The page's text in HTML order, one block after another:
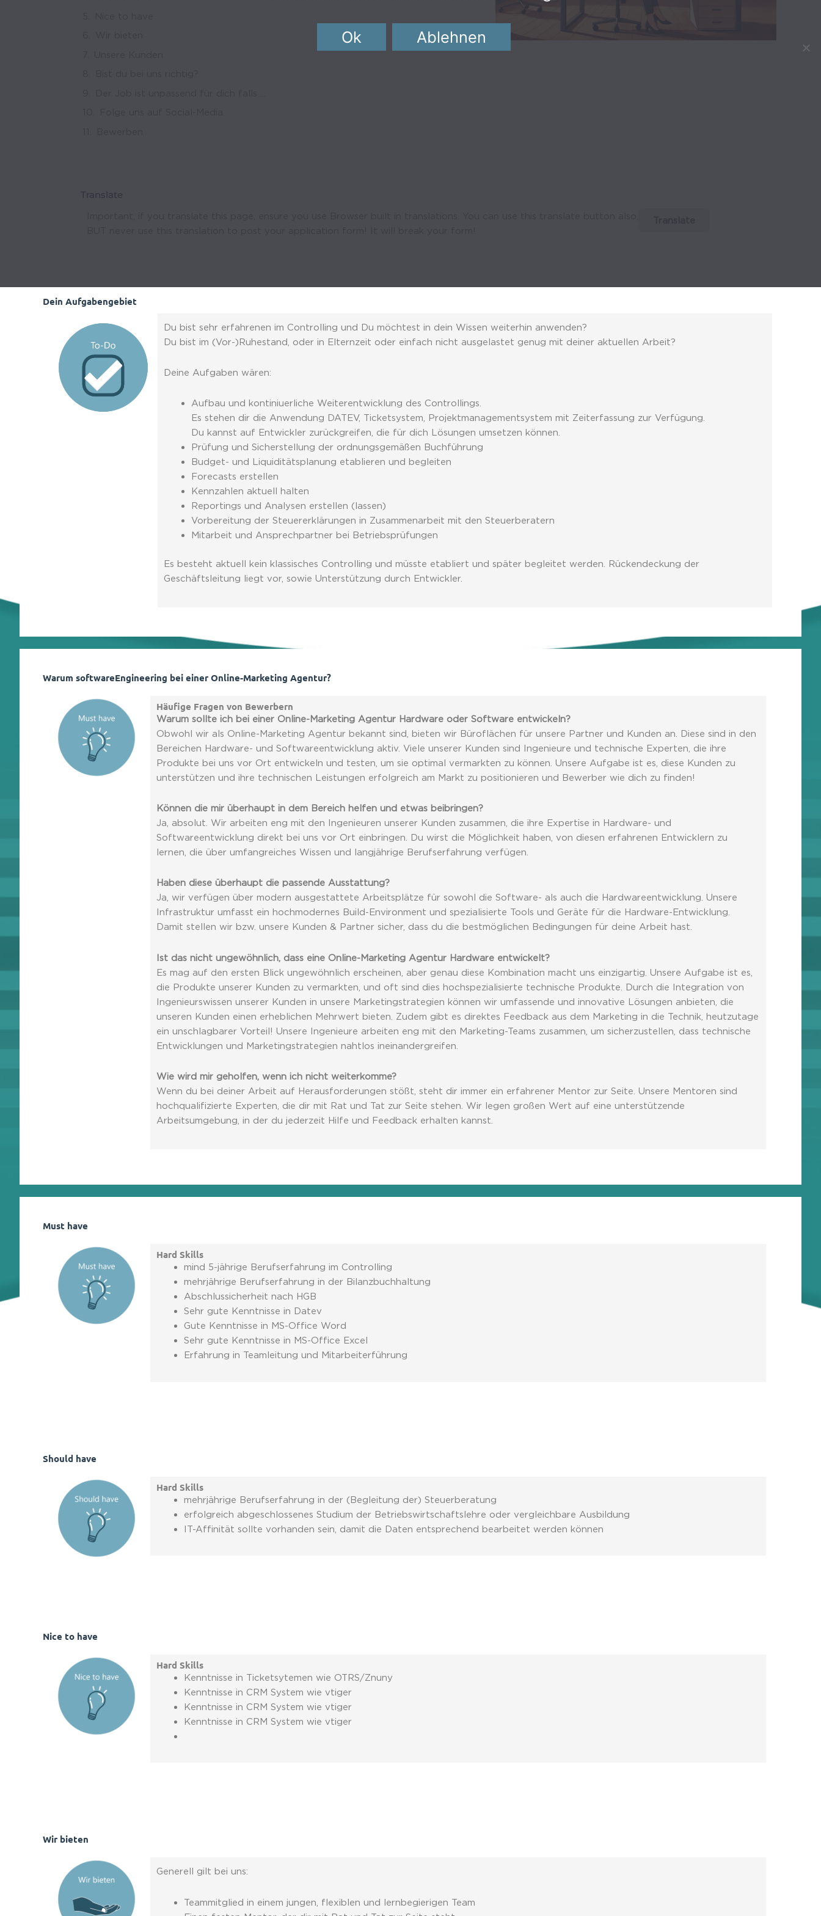
Translate
Dein Aufgabengebiet
Du bist sehr erfahrenen im Controlling und Du möchtest in dein Wissen weiterhin anwenden?
Du bist im (Vor-)Ruhestand, oder in Elternzeit oder einfach nicht ausgelastet genug mit deiner aktuellen Arbeit?
Deine Aufgaben wären:
Aufbau und kontiniuerliche Weiterentwicklung des Controllings.
Es stehen dir die Anwendung DATEV, Ticketsystem, Projektmanagementsystem mit Zeiterfassung zur Verfügung.
Du kannst auf Entwickler zurückgreifen, die für dich Lösungen umsetzen können.
Prüfung und Sicherstellung der ordnungsgemäßen Buchführung
Budget- und Liquiditätsplanung etablieren und begleiten
Forecasts erstellen
Kennzahlen aktuell halten
Reportings und Analysen erstellen (lassen)
Vorbereitung der Steuererklärungen in Zusammenarbeit mit den Steuerberatern
Mitarbeit und Ansprechpartner bei Betriebsprüfungen
Es besteht aktuell kein klassisches Controlling und müsste etabliert und später begleitet werden. Rückendeckung der
Geschäftsleitung liegt vor, sowie Unterstützung durch Entwickler.
Warum softwareEngineering bei einer Online-Marketing Agentur?
Häufige Fragen von Bewerbern
Warum sollte ich bei einer Online-Marketing Agentur Hardware oder Software entwickeln?
Obwohl wir als Online-Marketing Agentur bekannt sind, bieten wir Büroflächen für unsere Partner und Kunden an. Diese sind in den
Bereichen Hardware- und Softwareentwicklung aktiv. Viele unserer Kunden sind Ingenieure und technische Experten, die ihre
Produkte bei uns vor Ort entwickeln und testen, um sie optimal vermarkten zu können. Unsere Aufgabe ist es, diese Kunden zu
unterstützen und ihre technischen Leistungen erfolgreich am Markt zu positionieren und Bewerber wie dich zu finden!
Können die mir überhaupt in dem Bereich helfen und etwas beibringen?
Ja, absolut. Wir arbeiten eng mit den Ingenieuren unserer Kunden zusammen, die ihre Expertise in Hardware- und
Softwareentwicklung direkt bei uns vor Ort einbringen. Du wirst die Möglichkeit haben, von diesen erfahrenen Entwicklern zu
lernen, die über umfangreiches Wissen und langjährige Berufserfahrung verfügen.
Haben diese überhaupt die passende Ausstattung?
Ja, wir verfügen über modern ausgestattete Arbeitsplätze für sowohl die Software- als auch die Hardwareentwicklung. Unsere
Infrastruktur umfasst ein hochmodernes Build-Environment und spezialisierte Tools und Geräte für die Hardware-Entwicklung.
Damit stellen wir bzw. unsere Kunden & Partner sicher, dass du die bestmöglichen Bedingungen für deine Arbeit hast.
Ist das nicht ungewöhnlich, dass eine Online-Marketing Agentur Hardware entwickelt?
Es mag auf den ersten Blick ungewöhnlich erscheinen, aber genau diese Kombination macht uns einzigartig. Unsere Aufgabe ist es,
die Produkte unserer Kunden zu vermarkten, und oft sind dies hochspezialisierte technische Produkte. Durch die Integration von
Ingenieurswissen unserer Kunden in unsere Marketingstrategien können wir umfassende und innovative Lösungen anbieten, die
unseren Kunden einen erheblichen Mehrwert bieten. Zudem gibt es direktes Feedback aus dem Marketing in die Technik, heutzutage
ein unschlagbarer Vorteil! Unsere Ingenieure arbeiten eng mit den Marketing-Teams zusammen, um sicherzustellen, dass technische
Entwicklungen und Marketingstrategien nahtlos ineinandergreifen.
Wie wird mir geholfen, wenn ich nicht weiterkomme?
Wenn du bei deiner Arbeit auf Herausforderungen stößt, steht dir immer ein erfahrener Mentor zur Seite. Unsere Mentoren sind
hochqualifizierte Experten, die dir mit Rat und Tat zur Seite stehen. Wir legen großen Wert auf eine unterstützende
Arbeitsumgebung, in der du jederzeit Hilfe und Feedback erhalten kannst.
Must have
Hard Skills
mind 5-jährige Berufserfahrung im Controlling
mehrjährige Berufserfahrung in der Bilanzbuchhaltung
Abschlussicherheit nach HGB
Sehr gute Kenntnisse in Datev
Gute Kenntnisse in MS-Office Word
Sehr gute Kenntnisse in MS-Office Excel
Erfahrung in Teamleitung und Mitarbeiterführung
Should have
Hard Skills
mehrjährige Berufserfahrung in der (Begleitung der) Steuerberatung
erfolgreich abgeschlossenes Studium der Betriebswirtschaftslehre oder vergleichbare Ausbildung
IT-Affinität sollte vorhanden sein, damit die Daten entsprechend bearbeitet werden können
Nice to have
Hard Skills
Kenntnisse in Ticketsytemen wie OTRS/Znuny
Kenntnisse in CRM System wie vtiger
Kenntnisse in CRM System wie vtiger
Kenntnisse in CRM System wie vtiger
Wir bieten
Generell gilt bei uns:
Teammitglied in einem jungen, flexiblen und lernbegierigen Team
Ok Ablehnen